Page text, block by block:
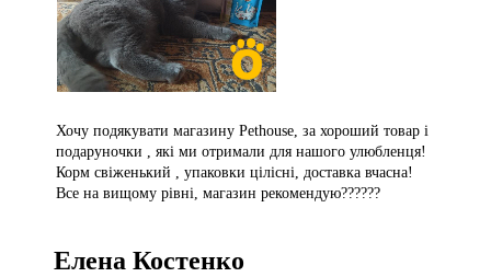
Хочу подякувати магазину Pethouse, за хороший товар і
подаруночки , які ми отримали для нашого улюбленця!
Корм свіженький , упаковки цілісні, доставка вчасна!
Все на вищому рівні, магазин рекомендую??????
Елена Костенко